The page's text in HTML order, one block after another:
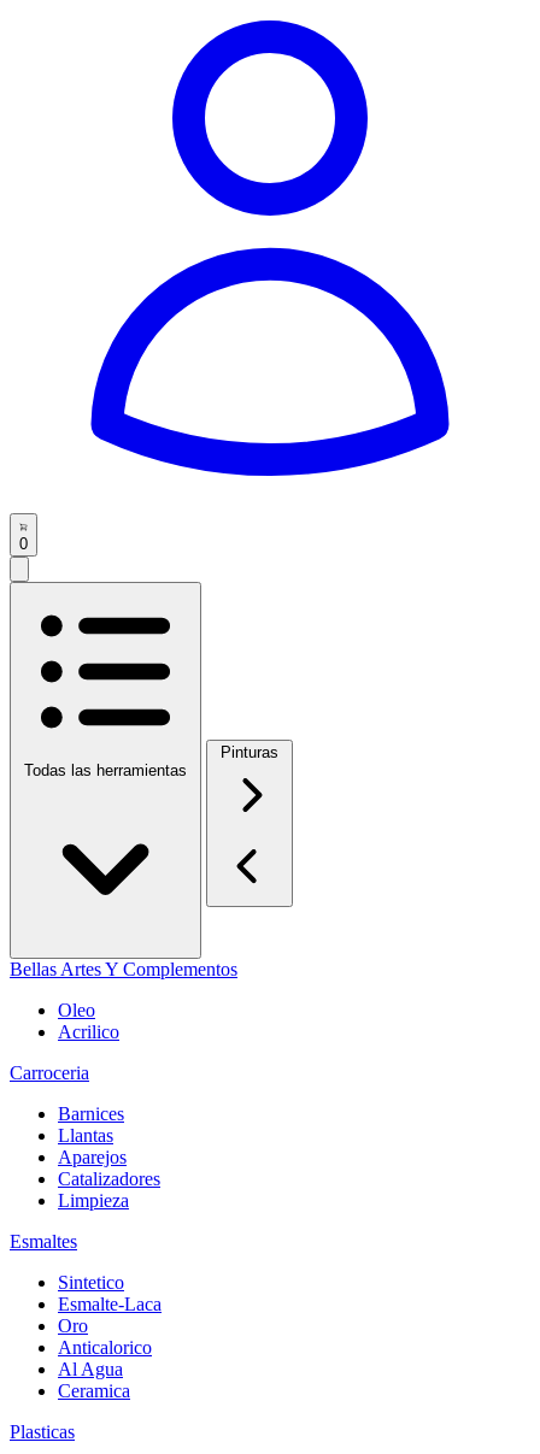
0
Todas las herramientas
Pinturas
Bellas Artes Y Complementos
Oleo
Acrilico
Carroceria
Barnices
Llantas
Aparejos
Catalizadores
Limpieza
Esmaltes
Sintetico
Esmalte-Laca
Oro
Anticalorico
Al Agua
Ceramica
Plasticas